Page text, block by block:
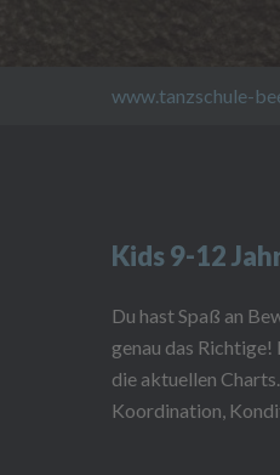
www.tanzschule-
Kids 9-12
Du hast Spaß an
genau das
die aktuellen
Koordination,